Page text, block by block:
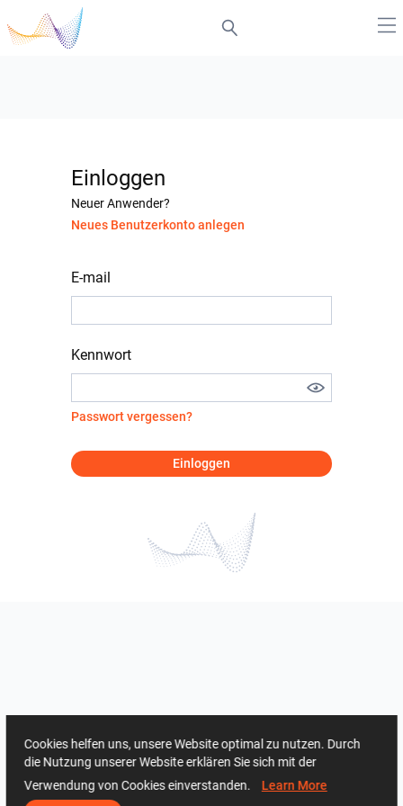
Einloggen
Neuer Anwender?
Neues Benutzerkonto anlegen
E-mail
Kennwort
Passwort vergessen?
Einloggen
Cookies helfen uns, unsere Website optimal zu nutzen. Durch
die Nutzung unserer Website erklären Sie sich mit der
Verwendung von Cookies einverstanden. Learn More